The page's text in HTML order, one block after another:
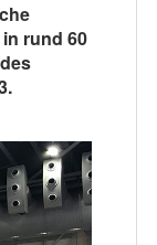
rund 60